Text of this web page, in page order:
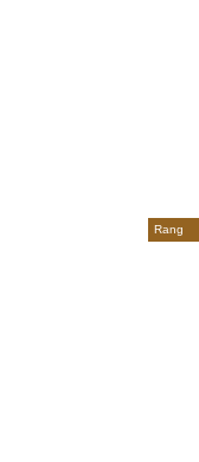
Rang